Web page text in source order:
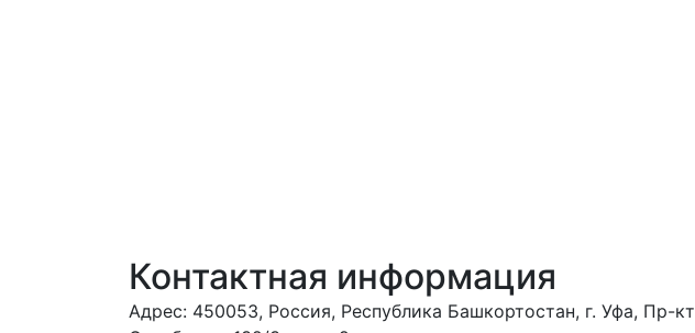
Контактная информация
Адрес: 450053, Россия, Республика Башкортостан, г. Уфа, Пр-кт